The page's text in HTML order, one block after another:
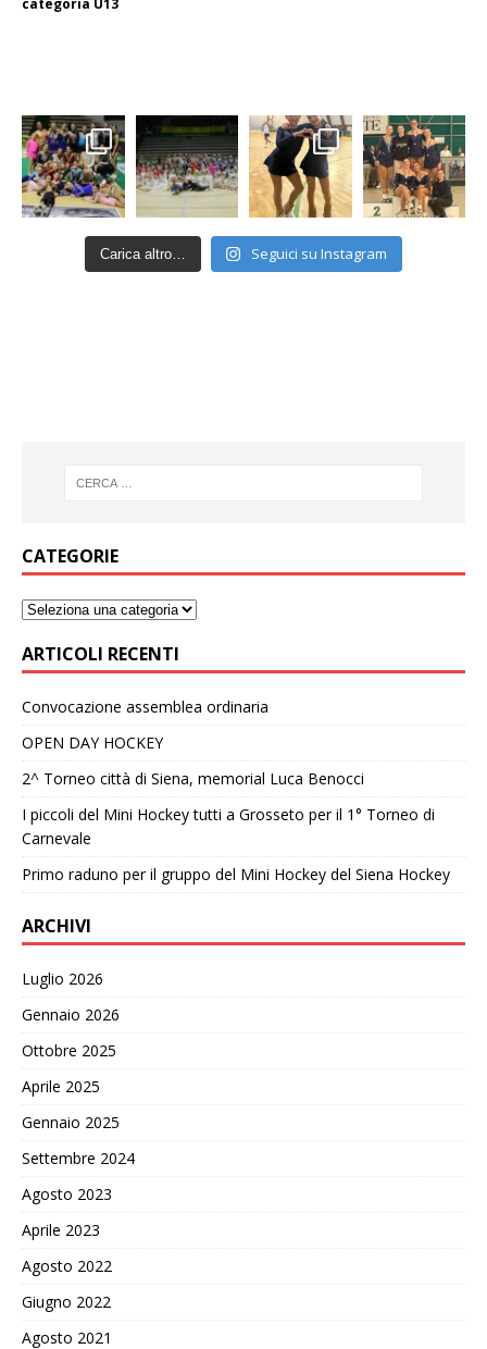
Carica altro… Seguici su Instagram
CATEGORIE
ARTICOLI RECENTI
Convocazione assemblea ordinaria
OPEN DAY HOCKEY
2^ Torneo città di Siena, memorial Luca Benocci
I piccoli del Mini Hockey tutti a Grosseto per il 1° Torneo di
Carnevale
Primo raduno per il gruppo del Mini Hockey del Siena Hockey
ARCHIVI
Luglio 2026
Gennaio 2026
Ottobre 2025
Aprile 2025
Gennaio 2025
Settembre 2024
Agosto 2023
Aprile 2023
Agosto 2022
Giugno 2022
Agosto 2021